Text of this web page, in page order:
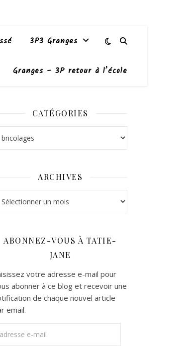
3P3 Granges
Granges – 3P retour à l’école
CATÉGORIES
ARCHIVES
ABONNEZ-VOUS À TATIE-
JANE
votre adresse e-mail pour
abonner à ce blog et recevoir une
de chaque nouvel article
email.